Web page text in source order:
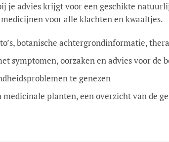
je advies krijgt voor een geschikte
voor alle klachten en kwaaltjes.
botanische achtergrondinformatie,
symptomen, oorzaken en advies voor de
te genezen
planten, een overzicht van de